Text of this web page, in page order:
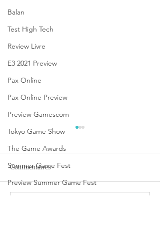
Balan
Test High Tech
Review Livre
E3 2021 Preview
Pax Online
Pax Online Preview
Preview Gamescom
Tokyo Game Show
The Game Awards
Summer Game Fest
Preview Summer Game Fest
Commentaires